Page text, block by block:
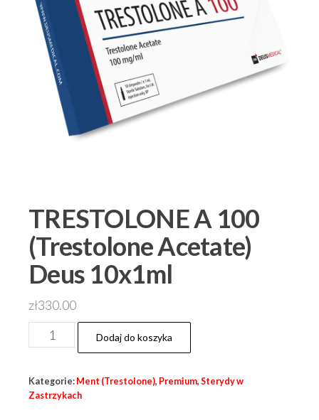
TRESTOLONE A 100
(Trestolone Acetate)
Deus 10x1ml
zł330.00
ilość
TRESTOLONE
100
Dodaj do koszyka
Kategorie: Ment (Trestolone), Premium, Sterydy w
Zastrzykach